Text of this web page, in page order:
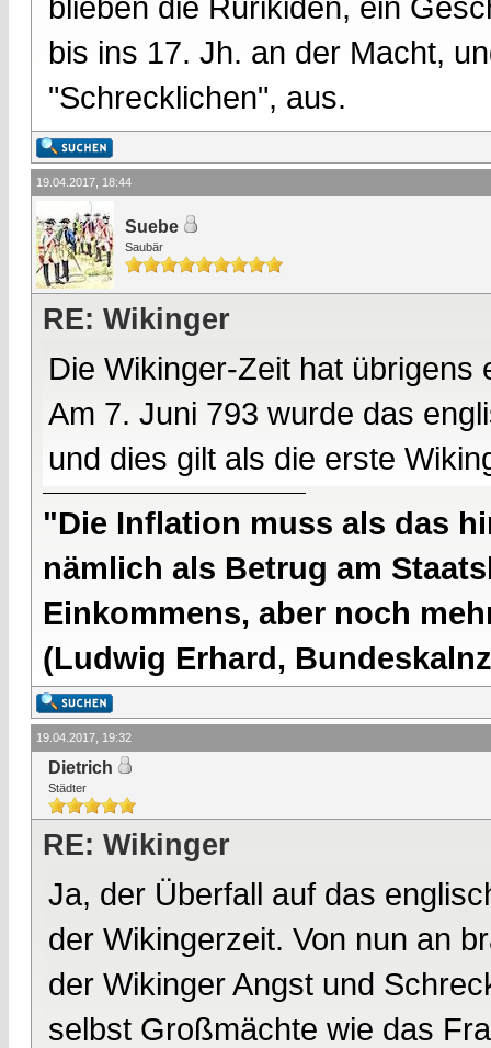
bis ins 17. Jh. an der Macht,
"Schrecklichen", aus.
19.04.2017, 18:44
Suebe
Saubär
RE: Wikinger
Die Wikinger-Zeit hat
Am 7. Juni 793 wurde das
und dies gilt als die erste
"Die Inflation muss als das
nämlich als Betrug am
Einkommens, aber noch
(Ludwig Erhard,
19.04.2017, 19:32
Dietrich
Städter
RE: Wikinger
Ja, der Überfall auf das
der Wikingerzeit. Von nun an
der Wikinger Angst und
selbst Großmächte wie das